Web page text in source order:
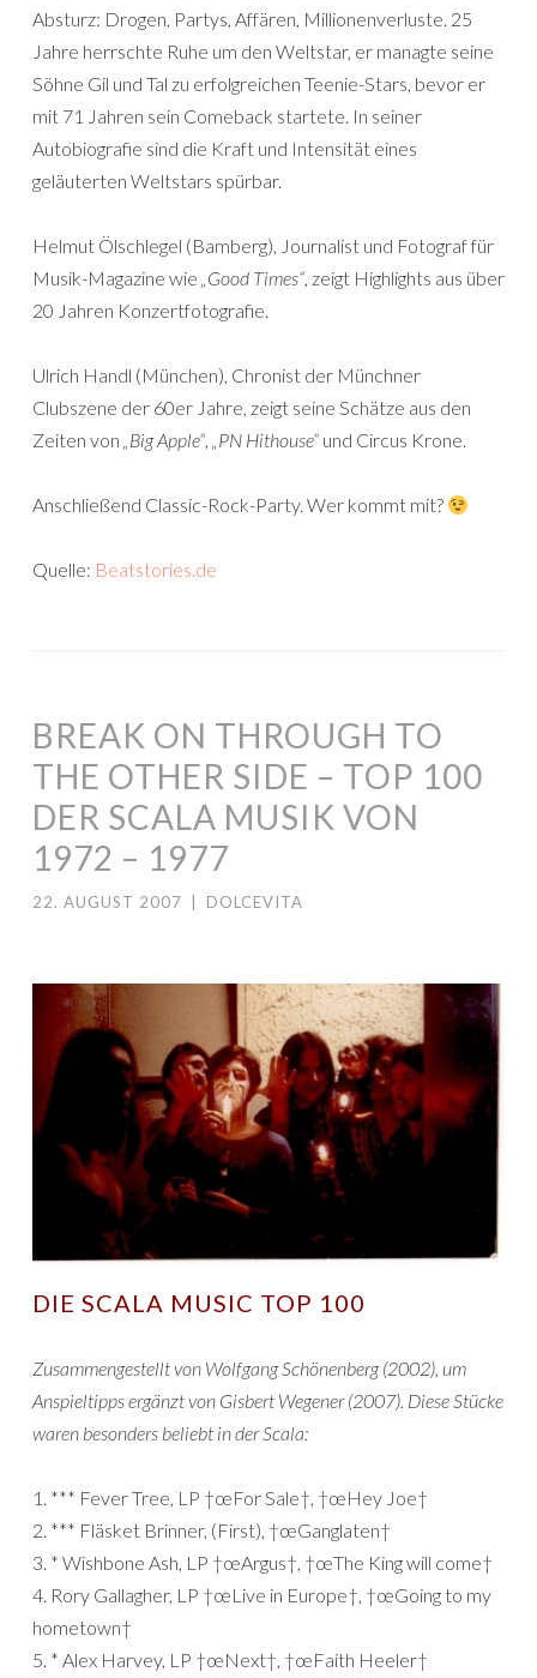
Absturz: Drogen, Partys, Affären, Millionenverluste. 25
Jahre herrschte Ruhe um den Weltstar, er managte seine
Söhne Gil und Tal zu erfolgreichen Teenie-Stars, bevor er
mit 71 Jahren sein Comeback startete. In seiner
Autobiografie sind die Kraft und Intensität eines
geläuterten Weltstars spürbar.
Helmut Ölschlegel (Bamberg), Journalist und Fotograf für
Musik-Magazine wie „Good Times“, zeigt Highlights aus über
20 Jahren Konzertfotografie.
Ulrich Handl (München), Chronist der Münchner
Clubszene der 60er Jahre, zeigt seine Schätze aus den
Zeiten von „Big Apple“, „PN Hithouse“ und Circus Krone.
Anschließend Classic-Rock-Party. Wer kommt mit?
Quelle: Beatstories.de
BREAK ON THROUGH TO
THE OTHER SIDE – TOP 100
DER SCALA MUSIK VON
1972 – 1977
22. AUGUST 2007 DOLCEVITA
DIE SCALA MUSIC TOP 100
Zusammengestellt von Wolfgang Schönenberg (2002), um
Anspieltipps ergänzt von Gisbert Wegener (2007). Diese Stücke
waren besonders beliebt in der Scala:
1. *** Fever Tree, LP †œFor Sale†, †œHey Joe†
2. *** Fläsket Brinner, (First), †œGanglaten†
3. * Wishbone Ash, LP †œArgus†, †œThe King will come†
4. Rory Gallagher, LP †œLive in Europe†, †œGoing to my
hometown†
5. * Alex Harvey, LP †œNext†, †œFaith Heeler†